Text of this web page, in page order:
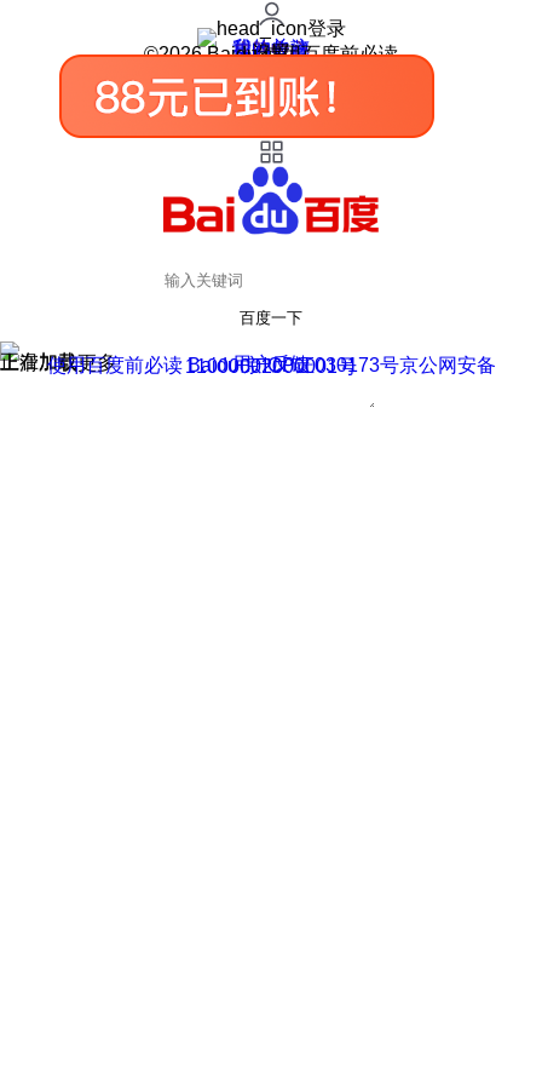
登录
我的关注
我的收藏
皮肤中心
用户反馈
设置
©2026 Baidu 使用百度前必读
百度一下
正在加载
上滑加载更多 用户反馈
使用百度前必读 Baidu 京ICP证030173号
京公网安备11000002000001号